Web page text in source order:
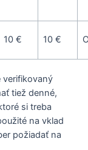
10 € 10 €
verifikovaný
tiež denné,
si treba
na vklad
požiadať na